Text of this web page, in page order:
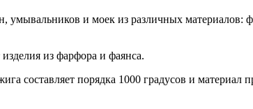
умывальников и моек из различных материалов:
из фарфора и фаянса.
составляет порядка 1000 градусов и материал